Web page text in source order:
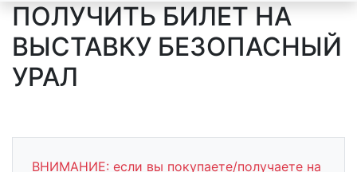
ПОЛУЧИТЬ БИЛЕТ НА
ВЫСТАВКУ БЕЗОПАСНЫЙ
УРАЛ
ВНИМАНИЕ: если вы покупаете/получаете на